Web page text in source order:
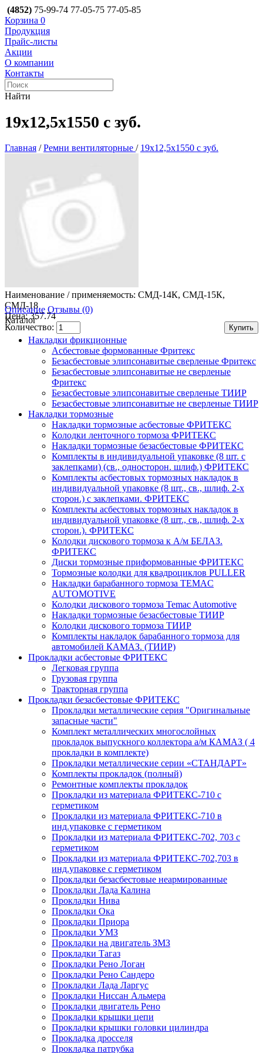
(4852) 75-99-74 77-05-75 77-05-85
Корзина 0
Продукция
Прайс-листы
Акции
О компании
Контакты
Найти
19х12,5х1550 с зуб.
Главная /Ремни вентиляторные / 19х12,5х1550 с зуб.
Наименование / применяемость: СМД-14К, СМД-15К,
СМД-18
Цена: 357.74
Количество:
Описание Отзывы (0)
Каталог
Накладки фрикционные
Асбестовые формованные Фритекс
Безасбестовые элипсонавитые сверленые Фритекс
Безасбестовые элипсонавитые не сверленые
Фритекс
Безасбестовые элипсонавитые сверленые ТИИР
Безасбестовые элипсонавитые не сверленые ТИИР
Накладки тормозные
Накладки тормозные асбестовые ФРИТЕКС
Колодки ленточного тормоза ФРИТЕКС
Накладки тормозные безасбестовые ФРИТЕКС
Комплекты в индивидуальной упаковке (8 шт. с
заклепками) (св., односторон. шлиф.) ФРИТЕКС
Комплекты асбестовых тормозных накладок в
индивидуальной упаковке (8 шт., св., шлиф. 2-х
сторон.) c заклепками. ФРИТЕКС
Комплекты асбестовых тормозных накладок в
индивидуальной упаковке (8 шт., св., шлиф. 2-х
сторон.). ФРИТЕКС
Колодки дискового тормоза к А/м БЕЛАЗ.
ФРИТЕКС
Диски тормозные приформованные ФРИТЕКС
Тормозные колодки для квадроциклов PULLER
Накладки барабанного тормоза TEMAC
AUTOMOTIVE
Колодки дискового тормоза Temac Automotive
Накладки тормозные безасбестовые ТИИР
Колодки дискового тормоза ТИИР
Комплекты накладок барабанного тормоза для
автомобилей КАМАЗ. (ТИИР)
Прокладки асбестовые ФРИТЕКС
Легковая группа
Грузовая группа
Тракторная группа
Прокладки безасбестовые ФРИТЕКС
Прокладки металлические серия "Оригинальные
запасные части"
Комплект металлических многослойных
прокладок выпускного коллектора а/м КАМАЗ ( 4
прокладки в комплекте)
Прокладки металлические серии «СТАНДАРТ»
Комплекты прокладок (полный)
Ремонтные комплекты прокладок
Прокладки из материала ФРИТЕКС-710 с
герметиком
Прокладки из материала ФРИТЕКС-710 в
инд.упаковке с герметиком
Прокладки из материала ФРИТЕКС-702, 703 с
герметиком
Прокладки из материала ФРИТЕКС-702,703 в
инд.упаковке с герметиком
Прокладки безасбестовые неармированные
Прокладки Лада Калина
Прокладки Нива
Прокладки Ока
Прокладки Приора
Прокладки УМЗ
Прокладки на двигатель ЗМЗ
Прокладки Тагаз
Прокладки Рено Логан
Прокладки Рено Сандеро
Прокладки Лада Ларгус
Прокладки Ниссан Альмера
Прокладки двигатель Рено
Прокладки крышки цепи
Прокладки крышки головки цилиндра
Прокладка дросселя
Прокладка патрубка